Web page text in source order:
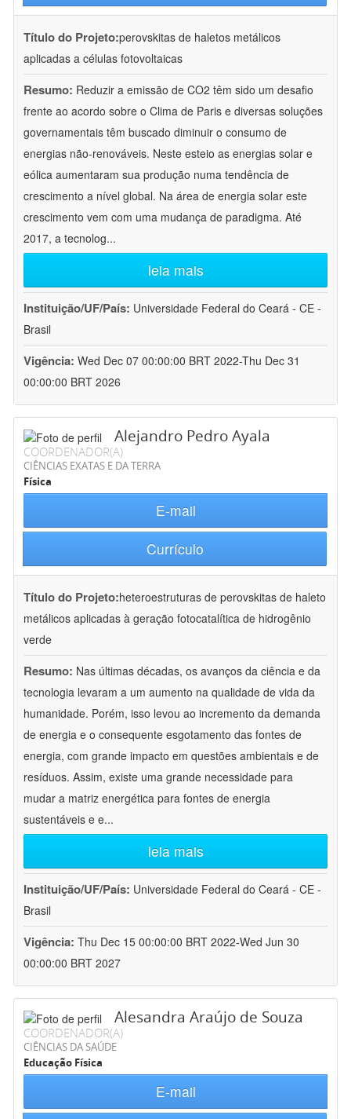
Título do Projeto:perovskitas de haletos metálicos
aplicadas a células fotovoltaicas
Resumo: Reduzir a emissão de CO2 têm sido um desafio
frente ao acordo sobre o Clima de Paris e diversas soluções
governamentais têm buscado diminuir o consumo de
energias não-renováveis. Neste esteio as energias solar e
eólica aumentaram sua produção numa tendência de
crescimento a nível global. Na área de energia solar este
crescimento vem com uma mudança de paradigma. Até
2017, a tecnolog...
leia mais
Instituição/UF/País: Universidade Federal do Ceará - CE -
Brasil
Vigência: Wed Dec 07 00:00:00 BRT 2022-Thu Dec 31
00:00:00 BRT 2026
Alejandro Pedro Ayala
COORDENADOR(A)
CIÊNCIAS EXATAS E DA TERRA
Física
E-mail
Currículo
Título do Projeto:heteroestruturas de perovskitas de haleto
metálicos aplicadas à geração fotocatalítica de hidrogênio
verde
Resumo: Nas últimas décadas, os avanços da ciência e da
tecnologia levaram a um aumento na qualidade de vida da
humanidade. Porém, isso levou ao incremento da demanda
de energia e o consequente esgotamento das fontes de
energia, com grande impacto em questões ambientais e de
resíduos. Assim, existe uma grande necessidade para
mudar a matriz energética para fontes de energia
sustentáveis e e...
leia mais
Instituição/UF/País: Universidade Federal do Ceará - CE -
Brasil
Vigência: Thu Dec 15 00:00:00 BRT 2022-Wed Jun 30
00:00:00 BRT 2027
Alesandra Araújo de Souza
COORDENADOR(A)
CIÊNCIAS DA SAÚDE
Educação Física
E-mail